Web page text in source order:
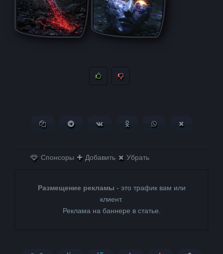
Копировать ссылкуПоделиться в Telegram
Поделиться ВКонтактеПоделиться в
Поделиться в
Спонсоры Добавить Убрать
Размещение рекламы - это трафик вам или
клиент.
Реклама на баннере в статье.